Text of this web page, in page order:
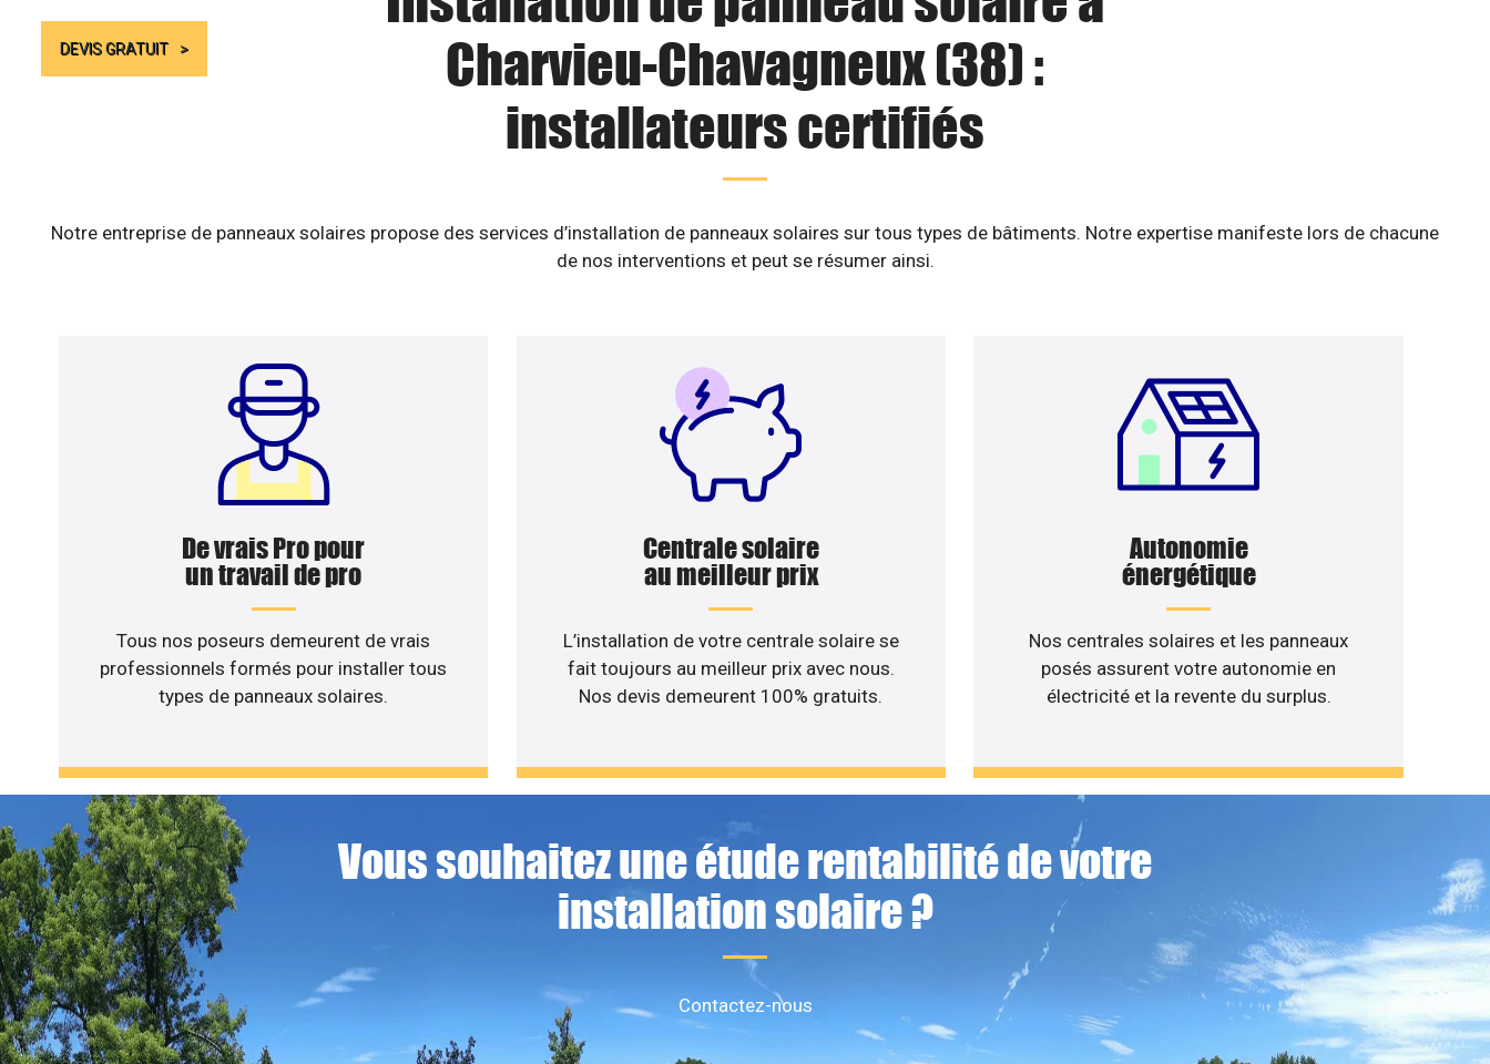
DEVIS GRATUIT
Charvieu-Chavagneux (38) :
installateurs certifiés
Notre entreprise de panneaux solaires propose des services d’installation de panneaux solaires sur tous types de bâtiments. Notre expertise manifeste lors de chacune
de nos interventions et peut se résumer ainsi.
De vrais Pro pour
un travail de pro
Tous nos poseurs demeurent de vrais
professionnels formés pour installer tous
types de panneaux solaires.
Centrale solaire
au meilleur prix
L’installation de votre centrale solaire se
fait toujours au meilleur prix avec nous.
Nos devis demeurent 100% gratuits.
Autonomie
énergétique
Nos centrales solaires et les panneaux
posés assurent votre autonomie en
électricité et la revente du surplus.
Vous souhaitez une étude rentabilité de votre
installation solaire ?
Contactez-nous